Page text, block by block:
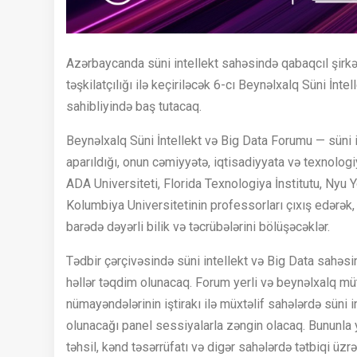
Azərbaycanda süni intellekt sahəsində qabaqcıl
təşkilatçılığı ilə keçiriləcək 6-cı Beynəlxalq Süni
sahibliyində baş tutacaq.
Beynəlxalq Süni İntellekt və Big Data Forumu —
aparıldığı, onun cəmiyyətə, iqtisadiyyata və
ADA Universiteti, Florida Texnologiya İnstitutu, Nyu
Kolumbiya Universitetinin professorları çıxış
barədə dəyərli bilik və təcrübələrini bölüşəcəklər.
Tədbir çərçivəsində süni intellekt və Big Data
həllər təqdim olunacaq. Forum yerli və beynəlxalq
nümayəndələrinin iştirakı ilə müxtəlif sahələrdə süni
olunacağı panel sessiyalarla zəngin olacaq.
təhsil, kənd təsərrüfatı və digər sahələrdə tətbiqi